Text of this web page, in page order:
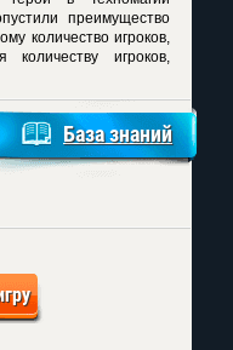
преимущество
количество игроков,
игроков,
База знаний